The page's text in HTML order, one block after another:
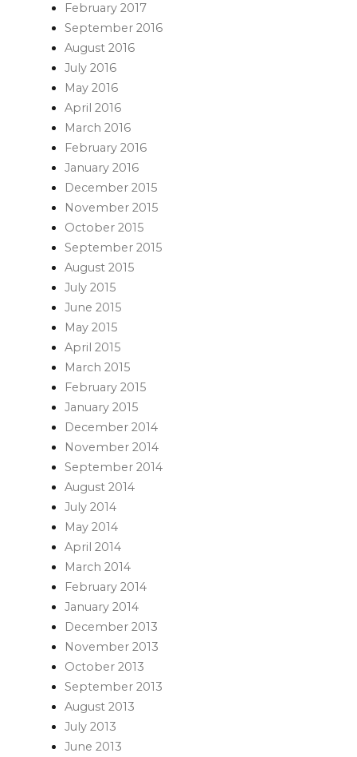
February 2017
September 2016
August 2016
July 2016
May 2016
April 2016
March 2016
February 2016
January 2016
December 2015
November 2015
October 2015
September 2015
August 2015
July 2015
June 2015
May 2015
April 2015
March 2015
February 2015
January 2015
December 2014
November 2014
September 2014
August 2014
July 2014
May 2014
April 2014
March 2014
February 2014
January 2014
December 2013
November 2013
October 2013
September 2013
August 2013
July 2013
June 2013